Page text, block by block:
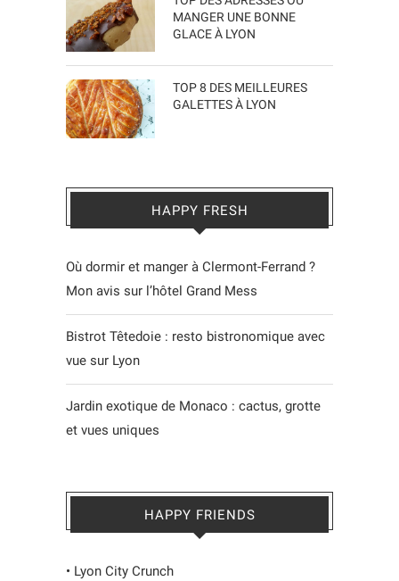
MANGER UNE BONNE
GLACE À LYON
TOP 8 DES MEILLEURES
GALETTES À LYON
HAPPY FRESH
Où dormir et manger à Clermont-Ferrand ?
Mon avis sur l’hôtel Grand Mess
Bistrot Têtedoie : resto bistronomique avec
vue sur Lyon
Jardin exotique de Monaco : cactus, grotte
et vues uniques
HAPPY FRIENDS
• Lyon City Crunch